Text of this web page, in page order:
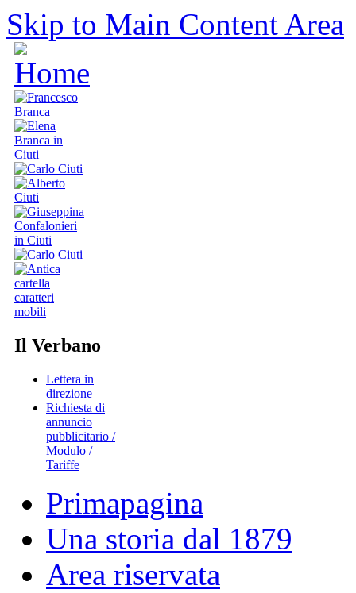
Skip to Main Content Area
Il Verbano
Lettera in
direzione
Richiesta di
annuncio
pubblicitario /
Modulo /
Tariffe
Primapagina
Una storia dal 1879
Area riservata